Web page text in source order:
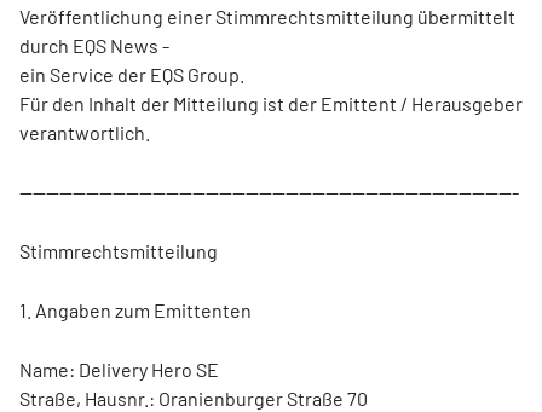
Veröffentlichung einer Stimmrechtsmitteilung übermittelt
durch EQS News -
ein Service der EQS Group.
Für den Inhalt der Mitteilung ist der Emittent / Herausgeber
verantwortlich.
---------------------------------------------------------------------------
Stimmrechtsmitteilung
1. Angaben zum Emittenten
Name: Delivery Hero SE
Straße, Hausnr.: Oranienburger Straße 70